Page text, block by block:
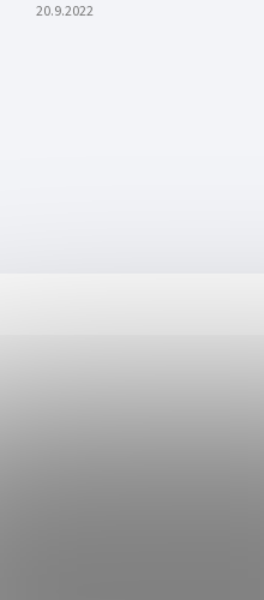
20.9.2022